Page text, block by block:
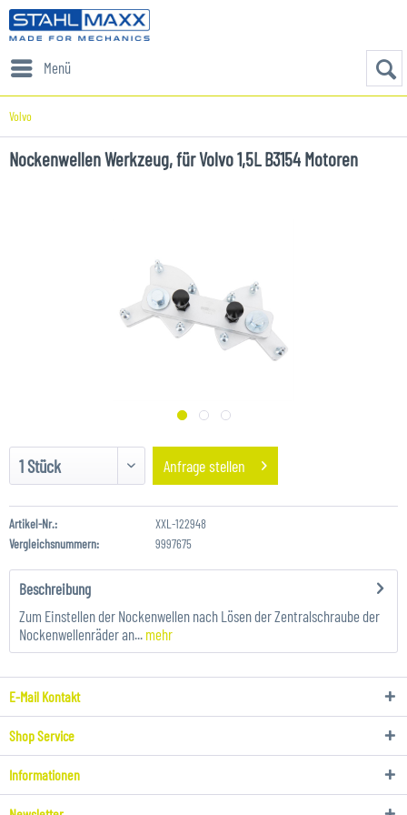
Menü
Volvo
Nockenwellen Werkzeug, für Volvo 1,5L B3154 Motoren
Anfrage stellen
Artikel-Nr.:
XXL-122948
Vergleichsnummern:
9997675
Beschreibung
Zum Einstellen der Nockenwellen nach Lösen der Zentralschraube der
Nockenwellenräder an... mehr
E-Mail Kontakt
Shop Service
Informationen